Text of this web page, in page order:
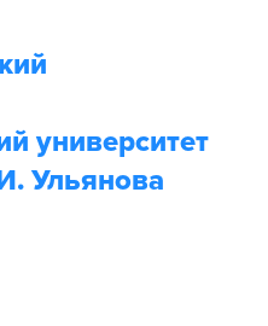
университет
Ульянова